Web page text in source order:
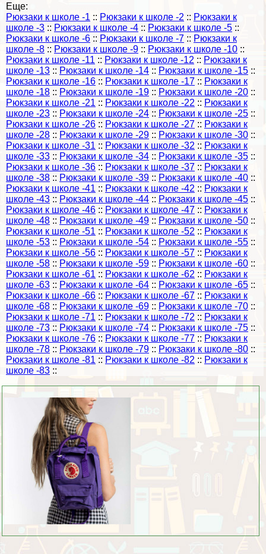
Еще:
Рюкзаки к школе -1 :: Рюкзаки к школе -2 :: Рюкзаки к
школе -3 :: Рюкзаки к школе -4 :: Рюкзаки к школе -5 ::
Рюкзаки к школе -6 :: Рюкзаки к школе -7 :: Рюкзаки к
школе -8 :: Рюкзаки к школе -9 :: Рюкзаки к школе -10 ::
Рюкзаки к школе -11 :: Рюкзаки к школе -12 :: Рюкзаки к
школе -13 :: Рюкзаки к школе -14 :: Рюкзаки к школе -15 ::
Рюкзаки к школе -16 :: Рюкзаки к школе -17 :: Рюкзаки к
школе -18 :: Рюкзаки к школе -19 :: Рюкзаки к школе -20 ::
Рюкзаки к школе -21 :: Рюкзаки к школе -22 :: Рюкзаки к
школе -23 :: Рюкзаки к школе -24 :: Рюкзаки к школе -25 ::
Рюкзаки к школе -26 :: Рюкзаки к школе -27 :: Рюкзаки к
школе -28 :: Рюкзаки к школе -29 :: Рюкзаки к школе -30 ::
Рюкзаки к школе -31 :: Рюкзаки к школе -32 :: Рюкзаки к
школе -33 :: Рюкзаки к школе -34 :: Рюкзаки к школе -35 ::
Рюкзаки к школе -36 :: Рюкзаки к школе -37 :: Рюкзаки к
школе -38 :: Рюкзаки к школе -39 :: Рюкзаки к школе -40 ::
Рюкзаки к школе -41 :: Рюкзаки к школе -42 :: Рюкзаки к
школе -43 :: Рюкзаки к школе -44 :: Рюкзаки к школе -45 ::
Рюкзаки к школе -46 :: Рюкзаки к школе -47 :: Рюкзаки к
школе -48 :: Рюкзаки к школе -49 :: Рюкзаки к школе -50 ::
Рюкзаки к школе -51 :: Рюкзаки к школе -52 :: Рюкзаки к
школе -53 :: Рюкзаки к школе -54 :: Рюкзаки к школе -55 ::
Рюкзаки к школе -56 :: Рюкзаки к школе -57 :: Рюкзаки к
школе -58 :: Рюкзаки к школе -59 :: Рюкзаки к школе -60 ::
Рюкзаки к школе -61 :: Рюкзаки к школе -62 :: Рюкзаки к
школе -63 :: Рюкзаки к школе -64 :: Рюкзаки к школе -65 ::
Рюкзаки к школе -66 :: Рюкзаки к школе -67 :: Рюкзаки к
школе -68 :: Рюкзаки к школе -69 :: Рюкзаки к школе -70 ::
Рюкзаки к школе -71 :: Рюкзаки к школе -72 :: Рюкзаки к
школе -73 :: Рюкзаки к школе -74 :: Рюкзаки к школе -75 ::
Рюкзаки к школе -76 :: Рюкзаки к школе -77 :: Рюкзаки к
школе -78 :: Рюкзаки к школе -79 :: Рюкзаки к школе -80 ::
Рюкзаки к школе -81 :: Рюкзаки к школе -82 :: Рюкзаки к
школе -83 ::